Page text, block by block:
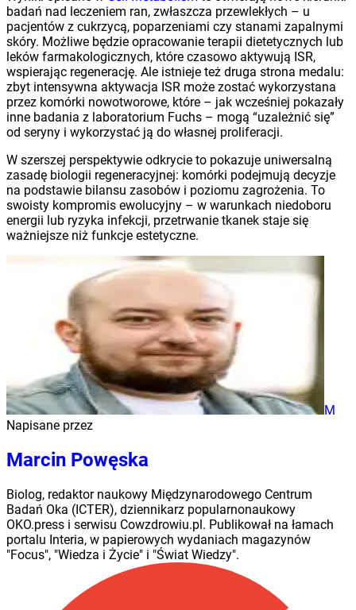
badań nad leczeniem ran, zwłaszcza przewlekłych – u
pacjentów z cukrzycą, poparzeniami czy stanami zapalnymi
skóry. Możliwe będzie opracowanie terapii dietetycznych lub
leków farmakologicznych, które czasowo aktywują ISR,
wspierając regenerację. Ale istnieje też druga strona medalu:
zbyt intensywna aktywacja ISR może zostać wykorzystana
przez komórki nowotworowe, które – jak wcześniej pokazały
inne badania z laboratorium Fuchs – mogą “uzależnić się”
od seryny i wykorzystać ją do własnej proliferacji.
W szerszej perspektywie odkrycie to pokazuje uniwersalną
zasadę biologii regeneracyjnej: komórki podejmują decyzje
na podstawie bilansu zasobów i poziomu zagrożenia. To
swoisty kompromis ewolucyjny – w warunkach niedoboru
energii lub ryzyka infekcji, przetrwanie tkanek staje się
ważniejsze niż funkcje estetyczne.
M
Napisane przez
Marcin Powęska
Biolog, redaktor naukowy Międzynarodowego Centrum
Badań Oka (ICTER), dziennikarz popularnonaukowy
OKO.press i serwisu Cowzdrowiu.pl. Publikował na łamach
portalu Interia, w papierowych wydaniach magazynów
"Focus", "Wiedza i Życie" i "Świat Wiedzy".